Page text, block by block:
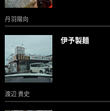
丹羽陽向
伊予製麺
渡辺 貴史